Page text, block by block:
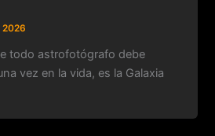
2026
todo astrofotógrafo debe
vez en la vida, es la Galaxia